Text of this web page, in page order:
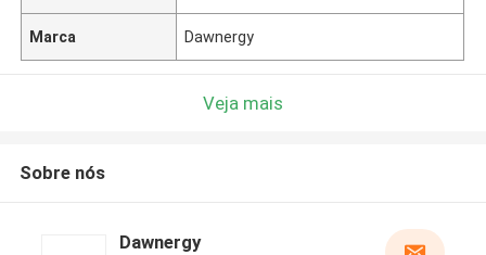
Marca Dawnergy
Veja mais
Sobre nós
Dawnergy